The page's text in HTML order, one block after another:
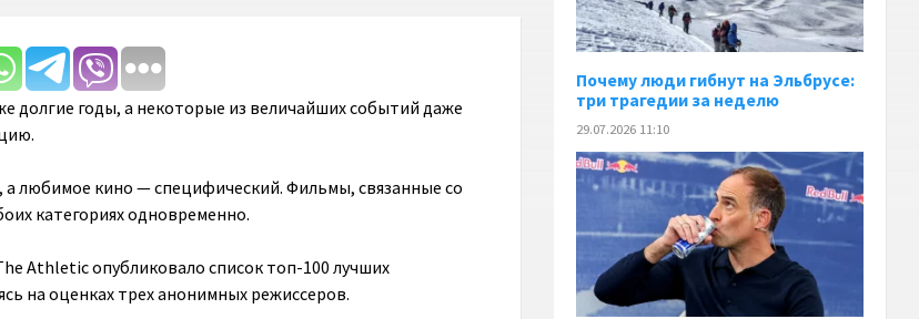
долгие годы, а некоторые из величайших событий даже
любимое кино — специфический. Фильмы, связанные со
категориях одновременно.
Athletic опубликовало список топ-100 лучших
на оценках трех анонимных режиссеров.
Почему люди гибнут на Эльбрусе:
три трагедии за неделю
29.07.2026 11:10